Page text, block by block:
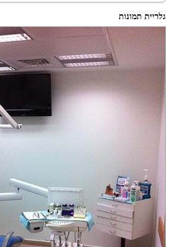
גלריית תמונות